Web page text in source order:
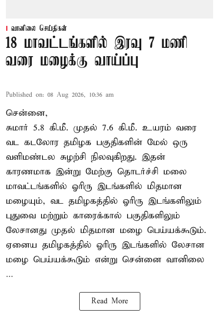
வானிலை செய்திகள்
18 மாவட்டங்களில் இரவு 7 மணி
வரை மழைக்கு வாய்ப்பு
Published on: 08 Aug 2026, 10:36 am
சென்னை,
சுமார் 5.8 கி.மீ. முதல் 7.6 கி.மீ. உயரம் வரை
வட கடலோர தமிழக பகுதிகளின் மேல் ஒரு
வளிமண்டல சுழற்சி நிலவுகிறது. இதன்
காரணமாக இன்று மேற்கு தொடர்ச்சி மலை
மாவட்டங்களில் ஓரிரு இடங்களில் மிதமான
மழையும், வட தமிழகத்தில் ஓரிரு இடங்களிலும்
புதுவை மற்றும் காரைக்கால் பகுதிகளிலும்
லேசானது முதல் மிதமான மழை பெய்யக்கூடும்.
ஏனைய தமிழகத்தில் ஓரிரு இடங்களில் லேசான
மழை பெய்யக்கூடும் என்று சென்னை வானிலை
...
Read More